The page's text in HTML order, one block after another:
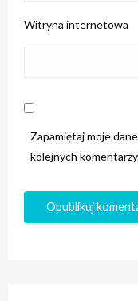
Witryna internetowa
Zapamiętaj moje
kolejnych